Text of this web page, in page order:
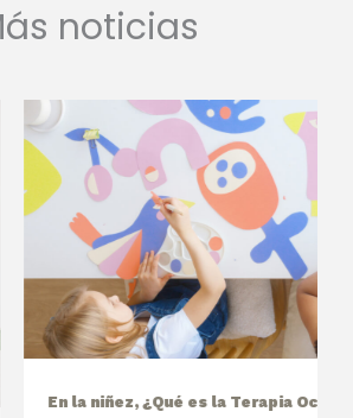
noticias
es la Terapia Ocupacional?